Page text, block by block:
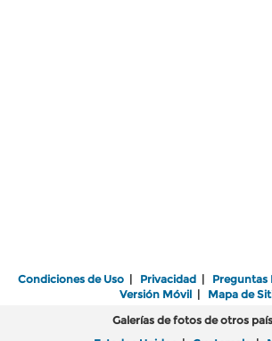
Condiciones de Uso | Privacidad | Preguntas
Versión Móvil| Mapa de
Galerías de fotos de otros